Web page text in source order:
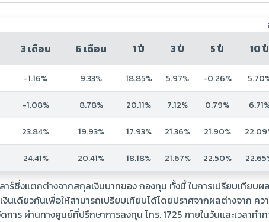
3 เดือน 6 เดือน 1 ปี 3 ปี 5 ปี 10 ปี
-1.16% 9.33% 18.85% 5.97% -0.26%
-1.08% 8.78% 20.11% 7.12% 0.79%
23.84% 19.93% 17.93% 21.36% 21.90%
24.41% 20.41% 18.18% 21.67% 22.50%
ซึ่งแตกต่างจากสกุลเงินบาทของ กองทุน ทั้งนี้ ในการเปรียบเทียบผ
เดียวกันเพื่อให้สามารถเปรียบเทียบได้โดยปราศจากผลต่างจาก ค
ร ผ่านทางศูนย์ที่ปรึกษาการลงทุน โทร. 1725 ภายในวันและเวลาทำ